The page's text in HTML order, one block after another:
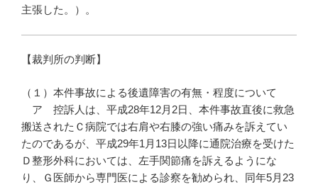
主張した。）。
【裁判所の判断】
（１）本件事故による後遺障害の有無・程度について
ア 控訴人は、平成28年12月2日、本件事故直後に救急
搬送されたＣ病院では右肩や右膝の強い痛みを訴えてい
たのであるが、平成29年1月13日以降に通院治療を受けた
Ｄ整形外科においては、左手関節痛を訴えるようにな
り、Ｇ医師から専門医による診察を勧められ、同年5月23